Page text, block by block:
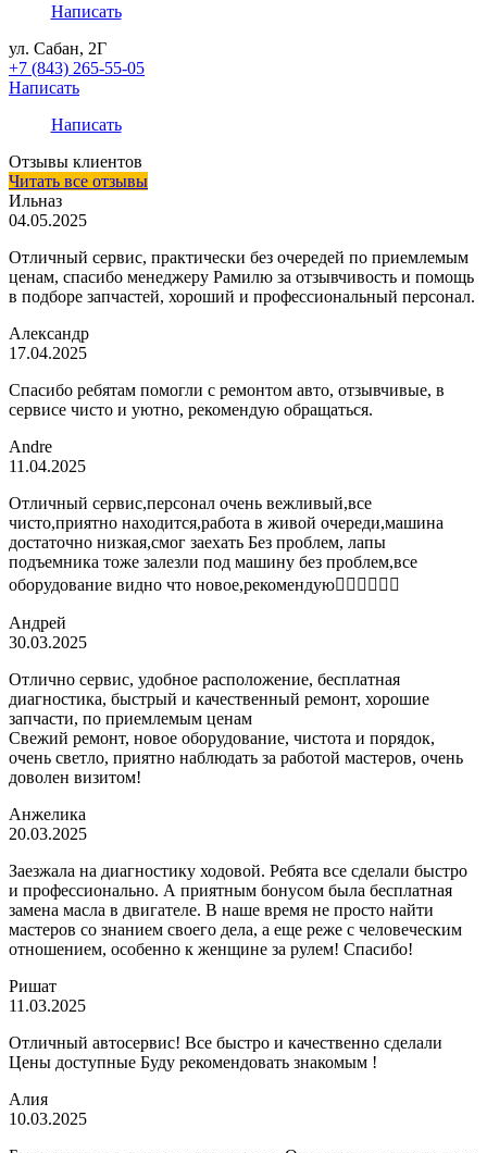
Написать
ул. Сабан, 2Г
+7 (843) 265-55-05
Написать
Написать
Отзывы клиентов
Читать все отзывы
Ильназ
04.05.2025
Отличный сервис, практически без очередей по приемлемым
ценам, спасибо менеджеру Рамилю за отзывчивость и помощь
в подборе запчастей, хороший и профессиональный персонал.
Александр
17.04.2025
Спасибо ребятам помогли с ремонтом авто, отзывчивые, в
сервисе чисто и уютно, рекомендую обращаться.
Andre
11.04.2025
Отличный сервис,персонал очень вежливый,все
чисто,приятно находится,работа в живой очереди,машина
достаточно низкая,смог заехать Без проблем, лапы
подъемника тоже залезли под машину без проблем,все
оборудование видно что новое,рекомендую👍🏼👍🏼👍🏼
Андрей
30.03.2025
Отлично сервис, удобное расположение, бесплатная
диагностика, быстрый и качественный ремонт, хорошие
запчасти, по приемлемым ценам
Свежий ремонт, новое оборудование, чистота и порядок,
очень светло, приятно наблюдать за работой мастеров, очень
доволен визитом!
Анжелика
20.03.2025
Заезжала на диагностику ходовой. Ребята все сделали быстро
и профессионально. А приятным бонусом была бесплатная
замена масла в двигателе. В наше время не просто найти
мастеров со знанием своего дела, а еще реже с человеческим
отношением, особенно к женщине за рулем! Спасибо!
Ришат
11.03.2025
Отличный автосервис! Все быстро и качественно сделали
Цены доступные Буду рекомендовать знакомым !
Алия
10.03.2025